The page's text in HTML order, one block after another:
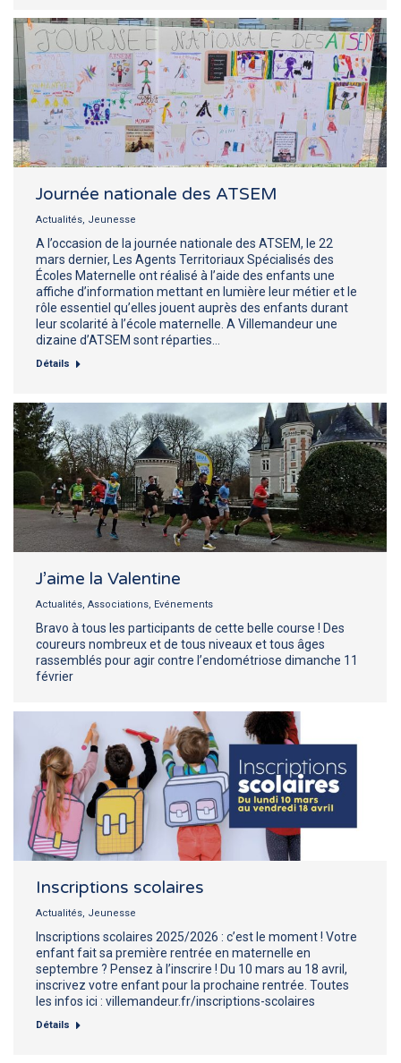
Journée nationale des ATSEM
Actualités, Jeunesse
A l’occasion de la journée nationale des ATSEM, le 22
mars dernier, Les Agents Territoriaux Spécialisés des
Écoles Maternelle ont réalisé à l’aide des enfants une
affiche d’information mettant en lumière leur métier et le
rôle essentiel qu’elles jouent auprès des enfants durant
leur scolarité à l’école maternelle. A Villemandeur une
dizaine d’ATSEM sont réparties…
Détails
J’aime la Valentine
Actualités, Associations, Evénements
Bravo à tous les participants de cette belle course ! Des
coureurs nombreux et de tous niveaux et tous âges
rassemblés pour agir contre l’endométriose dimanche 11
février
Inscriptions scolaires
Actualités, Jeunesse
Inscriptions scolaires 2025/2026 : c’est le moment ! Votre
enfant fait sa première rentrée en maternelle en
septembre ? Pensez à l’inscrire ! Du 10 mars au 18 avril,
inscrivez votre enfant pour la prochaine rentrée. Toutes
les infos ici : villemandeur.fr/inscriptions-scolaires
Détails